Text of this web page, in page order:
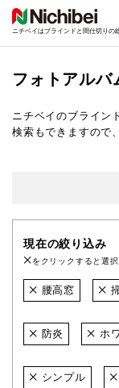
ニチベイはブラインドと間仕切りの
フォトアルバ
ニチベイのブライン
検索もできますので
現在の絞り込み
をクリックすると選
腰高窓
防炎 ホ
シンプル